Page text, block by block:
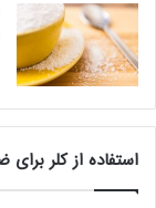
استفاده از کلر